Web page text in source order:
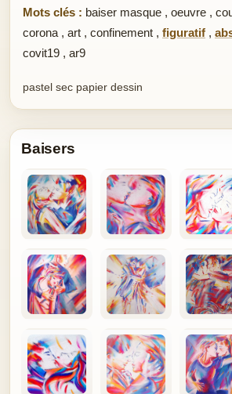
Mots clés : baiser masque , oeuvre ,
corona , art , confinement , figuratif ,
covit19 , ar9
pastel sec papier dessin
Baisers